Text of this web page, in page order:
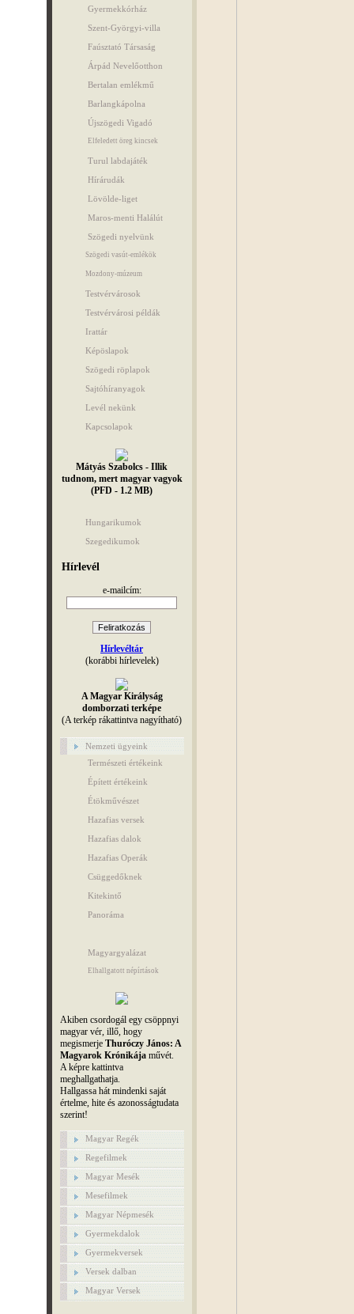
Gyermekkórház
Szent-Györgyi-villa
Faúsztató Társaság
Árpád Nevelőotthon
Bertalan emlékmű
Barlangkápolna
Újszögedi Vigadó
Elfeledett öreg kincsek
Turul labdajáték
Hírárudák
Lövölde-liget
Maros-menti Halálút
Szögedi nyelvünk
Szögedi vasút-emlékök
Mozdony-múzeum
Testvérvárosok
Testvérvárosi példák
Irattár
Képöslapok
Szögedi röplapok
Sajtóhíranyagok
Levél nekünk
Kapcsolapok
Mátyás Szabolcs - Illik
tudnom, mert magyar vagyok
(PFD - 1.2 MB)
Hungarikumok
Szegedikumok
Hírlevél
e-mailcím:
Hírlevéltár
(korábbi hírlevelek)
A Magyar Királyság
domborzati terképe
(A terkép rákattintva nagyítható)
Nemzeti ügyeink
Természeti értékeink
Épített értékeink
Étökművészet
Hazafias versek
Hazafias dalok
Hazafias Operák
Csüggedőknek
Kitekintő
Panoráma
Magyargyalázat
Elhallgatott népírtások
Akiben csordogál egy csöppnyi
magyar vér, illő, hogy
megismerje Thuróczy János: A
Magyarok Krónikájaművét.
A képre kattintva
meghallgathatja.
Hallgassa hát mindenki saját
értelme, hite és azonosságtudata
szerint!
Magyar Regék
Regefilmek
Magyar Mesék
Mesefilmek
Magyar Népmesék
Gyermekdalok
Gyermekversek
Versek dalban
Magyar Versek